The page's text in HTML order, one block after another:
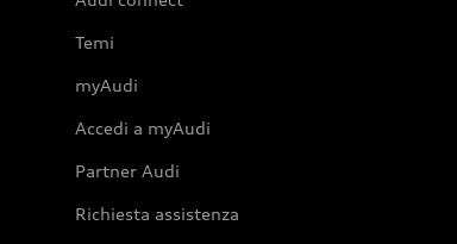
Temi
myAudi
Accedi a myAudi
Partner Audi
Richiesta assistenza